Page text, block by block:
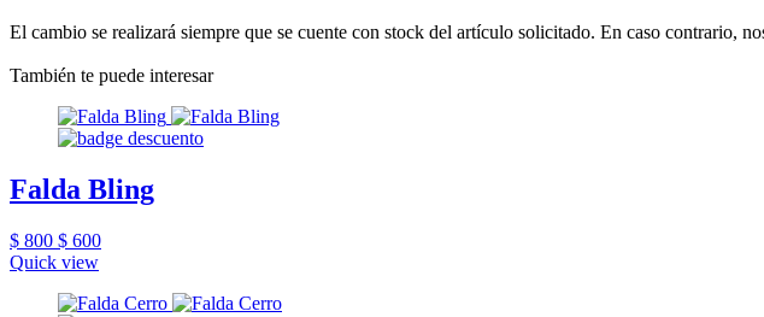
El cambio se realizará siempre que se cuente con stock del artículo solicitado. En caso contrario,
También te puede interesar
Falda Bling
$ 800 $ 600
Quick view